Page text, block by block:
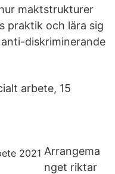
maktstrukturer
praktik och lära sig
diskriminerande
arbete, 15
Arrangema
nget riktar